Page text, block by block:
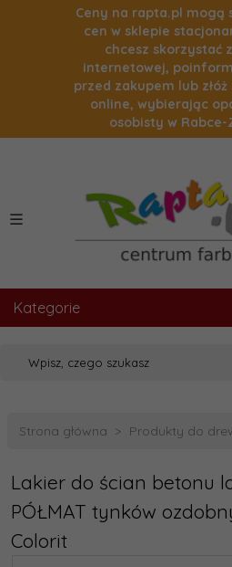
Ceny na rapta.pl mogą
cen w sklepie
chcesz skorzystać
internetowej,
przed zakupem lub
online, wybierając
osobisty w Rabce-
Kategorie
Strona główna Produkty do
Lakier do ścian betonu
PÓŁMAT tynków
Colorit